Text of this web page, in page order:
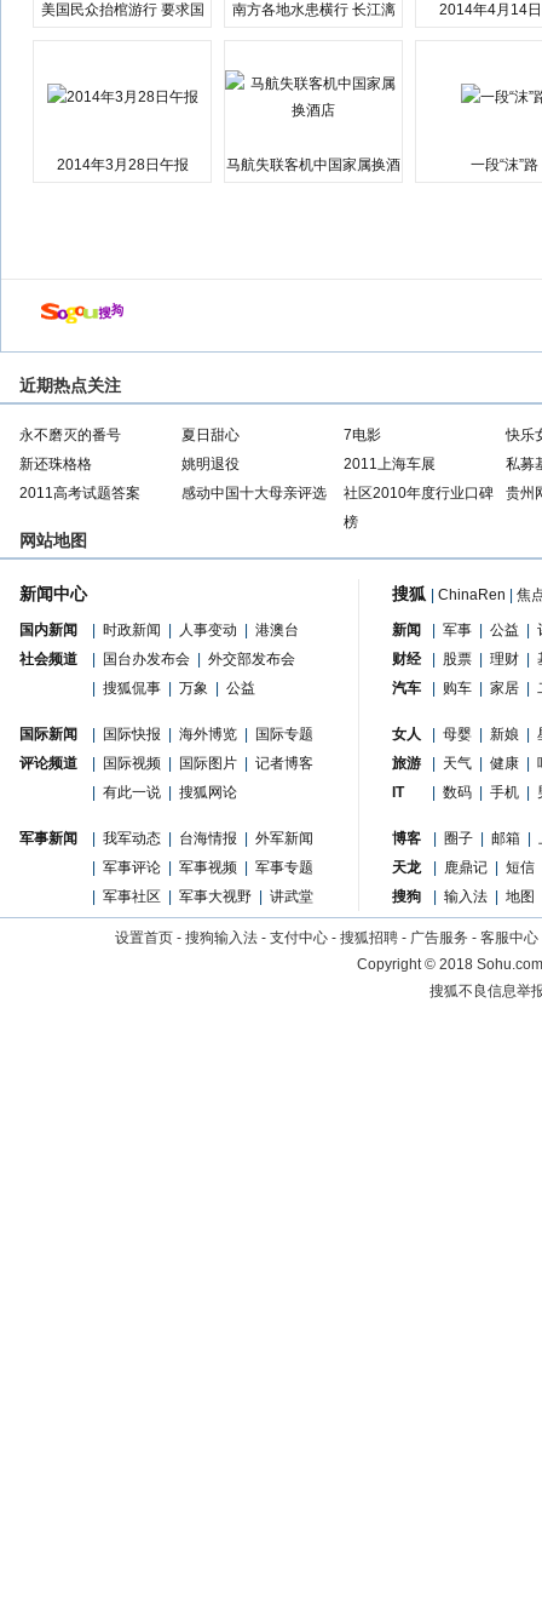
美国民众抬棺游行 要求国
南方各地水患横行 长江漓
2014年4月14
2014年3月28日午报
马航失联客机中国家属换酒
一段“沫”路
近期热点关注
永不磨灭的番号 夏日甜心 7电影
快乐
新还珠格格
姚明退役 2011上海车展
私募
2011高考试题答案
感动中国十大母亲评选
社区2010年度行业口碑
榜
贵州
网站地图
新闻中心
国内新闻 时政新闻 人事变动
港澳台
国台办发布会 外交部发布会
社会频道
搜狐侃事 万象 公益
国际新闻 国际快报 海外博览
国际专题
国际视频 国际图片 记者博客
评论频道
有此一说 搜狐网论
军事新闻 我军动态 台海情报
外军新闻
军事评论 军事视频
军事专题
军事社区 军事大视野 讲武堂
搜狐 ChinaRen 焦
新闻 军事 公益
财经
股票 理财
汽车
购车 家居
女人 母婴 新娘
旅游
天气 健康
IT
数码 手机
博客 圈子 邮箱
天龙
鹿鼎记
短信
搜狗
输入法 地图
设置首页 - 搜狗输入法 - 支付中心 - 搜狐招聘 - 广告服务 - 客服中心
Copyright©2018
搜狐不良信息举